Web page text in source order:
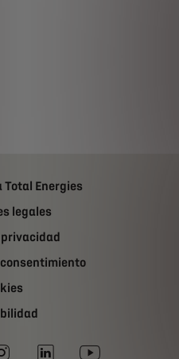
Total Energies
legales